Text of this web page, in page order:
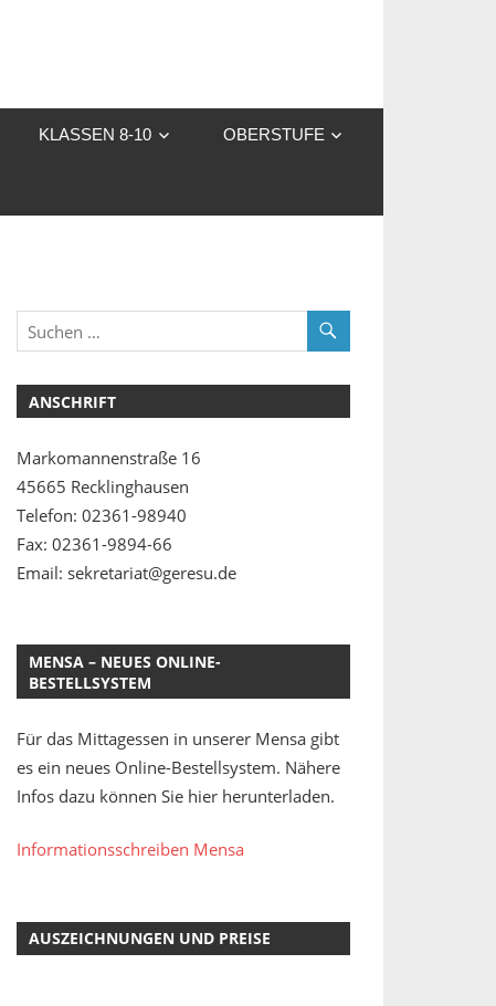
KLASSEN 8-10 OBERSTUFE
ANSCHRIFT
Markomannenstraße 16
45665 Recklinghausen
Telefon: 02361-98940
Fax: 02361-9894-66
Email: sekretariat@geresu.de
MENSA – NEUES ONLINE-
BESTELLSYSTEM
Für das Mittagessen in unserer Mensa gibt
es ein neues Online-Bestellsystem. Nähere
Infos dazu können Sie hier herunterladen.
Informationsschreiben Mensa
AUSZEICHNUNGEN UND PREISE